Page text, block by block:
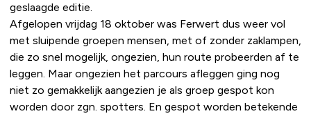
geslaagde editie.
Afgelopen vrijdag 18 oktober was Ferwert dus weer vol
met sluipende groepen mensen, met of zonder zaklampen,
die zo snel mogelijk, ongezien, hun route probeerden af te
leggen. Maar ongezien het parcours afleggen ging nog
niet zo gemakkelijk aangezien je als groep gespot kon
worden door zgn. spotters. En gespot worden betekende